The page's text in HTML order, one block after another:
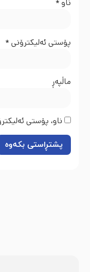
ناو*
پۆستی ئەلیکترۆنی*
ماڵپه‌ڕ
ناو، پۆستی